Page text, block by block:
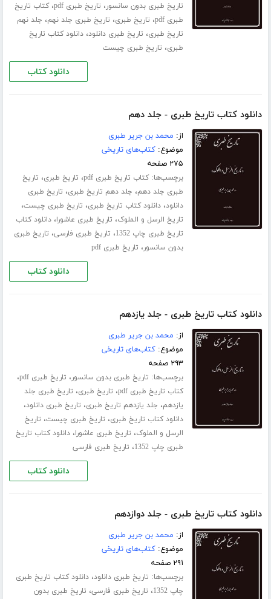
تاریخ طبری بدون سانسور، تاریخ طبری pdf ،کتاب تاریخ
طبری pdf
، تاریخ طبری، تاریخ طبری جلد نهم، جلد نهم
تاریخ طبری، تاریخ طبری دانلود،دانلود کتاب تاریخ
طبری، تاریخ طبری چیست
دانلود کتاب
دانلود کتاب تاریخ طبری - جلد دهم
از: محمد بن جریر طبری
موضوع:کتاب‌های تاریخی
۲۷۵ صفحه
برچسب‌ها:کتاب تاریخ طبری pdf ، تاریخ طبری، تاریخ
طبری جلد ‌دهم، جلد دهم تاریخ طبری، تاریخ طبری
دانلود،دانلود کتاب تاریخ طبری، تاریخ طبری چیست،
تاریخ الرسل و الملوک، تاریخ طبری عاشورا،دانلود کتاب
تاریخ طبری چاپ 1352
، تاریخ طبری فارسی، تاریخ طبری
بدون سانسور، تاریخ طبری pdf
دانلود کتاب
دانلود کتاب تاریخ طبری - جلد یازدهم
از: محمد بن جریر طبری
موضوع:کتاب‌های تاریخی
۲۹۳ صفحه
برچسب‌ها: تاریخ طبری بدون سانسور، تاریخ طبری pdf ،
کتاب تاریخ طبری pdf ، تاریخ طبری، تاریخ طبری جلد
‌یازدهم، جلد یازدهم تاریخ طبری، تاریخ طبری دانلود،
دانلود کتاب تاریخ طبری، تاریخ طبری چیست، تاریخ
الرسل و الملوک، تاریخ طبری عاشورا،دانلود کتاب تاریخ
طبری چاپ 1352
، تاریخ طبری فارسی
دانلود کتاب
دانلود کتاب تاریخ طبری - جلد دوازدهم
از: محمد بن جریر طبری
موضوع:کتاب‌های تاریخی
۲۹۱ صفحه
برچسب‌ها: تاریخ طبری دانلود،دانلود کتاب تاریخ طبری
چاپ 1352
، تاریخ طبری فارسی، تاریخ طبری بدون